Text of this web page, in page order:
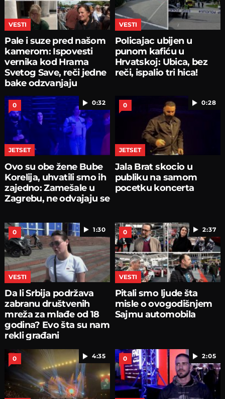
VESTI
Pale i suze pred našom
kamerom: Ispovesti
vernika kod Hrama
Svetog Save, reči jedne
bake odzvanjaju
VESTI
Policajac ubijen u
punom kafiću u
Hrvatskoj: Ubica, bez
reči, ispalio tri hica!
0:32
0
JETSET
Ovo su obe žene Bube
Korelija, uhvatili smo ih
zajedno: Zamešale u
Zagrebu, ne odvajaju se
0:28
0
JETSET
Jala Brat skocio u
publiku na samom
pocetku koncerta
1:30
0
VESTI
Da li Srbija podržava
zabranu društvenih
mreža za mlađe od 18
godina? Evo šta su nam
rekli građani
2:37
0
VESTI
Pitali smo ljude šta
misle o ovogodišnjem
Sajmu automobila
4:35
0 2:05
0